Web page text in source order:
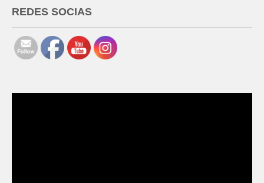
REDES SOCIAS